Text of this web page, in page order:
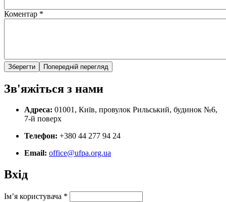
Коментар *
Зв'яжіться з нами
Адреса: 01001, Київ, провулок Рильський, будинок №6,
7-й поверх
Телефон: +380 44 277 94 24
Email: office@ufpa.org.ua
Вхід
Ім’я користувача *